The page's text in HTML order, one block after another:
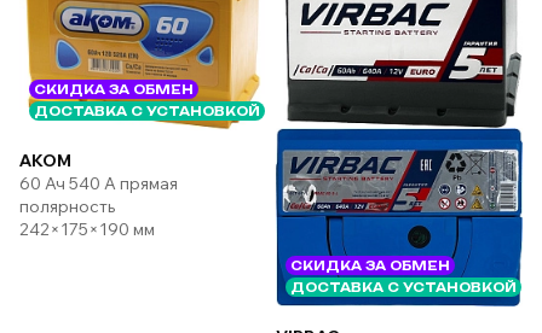
СКИДКА ЗА ОБМЕН
ДОСТАВКА С УСТАНОВКОЙ
AKOM
60 Ач 540 А прямая
полярность
242×175×190 мм
СКИДКА ЗА ОБМЕН
ДОСТАВКА С УСТАНОВКОЙ